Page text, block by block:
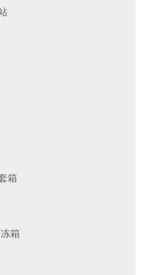
箱
箱